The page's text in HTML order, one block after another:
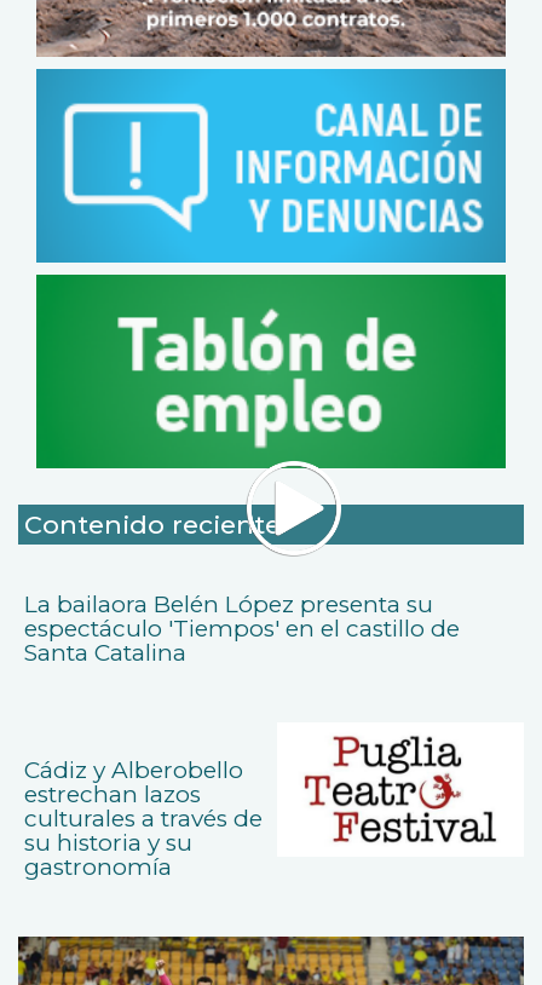
Contenido reciente
La bailaora Belén López presenta su
espectáculo 'Tiempos' en el castillo de
Santa Catalina
Cádiz y Alberobello
estrechan lazos
culturales a través de
su historia y su
gastronomía